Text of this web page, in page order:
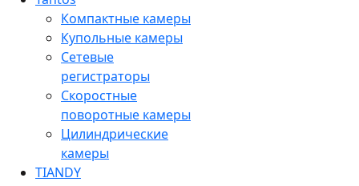
Компактные камеры
Купольные камеры
Сетевые
регистраторы
Скоростные
поворотные камеры
Цилиндрические
камеры
TIANDY